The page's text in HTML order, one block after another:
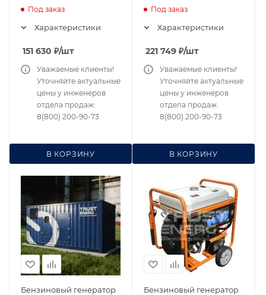
Под заказ
Характеристики
151 630 ₽/шт
В КОРЗИНУ
Уважаемые клиенты!
Уточняйте актуальные
цены у инженеров
отдела продаж:
8(800) 200-90-73
Под заказ
Характеристики
221 749 ₽/шт
В КОРЗИНУ
Уважаемые клиенты!
Уточняйте актуальные
цены у инженеров
отдела продаж:
8(800) 200-90-73
Бензиновый генератор
Бензиновый генератор